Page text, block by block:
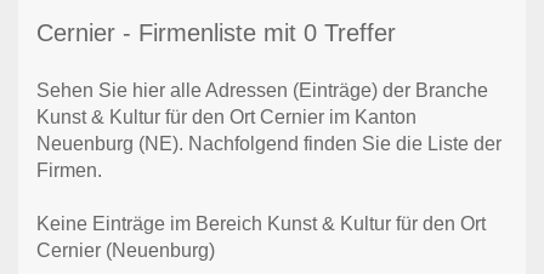
Cernier - Firmenliste mit 0 Treffer
Sehen Sie hier alle Adressen (Einträge) der Branche
Kunst & Kultur für den Ort Cernier im Kanton
Neuenburg (NE). Nachfolgend finden Sie die Liste der
Firmen.
Keine Einträge im Bereich Kunst & Kultur für den Ort
Cernier (Neuenburg)